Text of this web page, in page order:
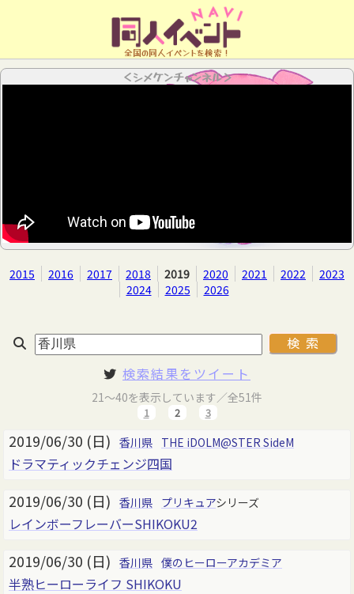
全国の同人イベントを検索！
＜シメケンチャンネル＞
2015 2016 2017 2018 2019 2020 2021 2022
2023
2024
2025 2026
検索結果をツイート
21～40を表示しています／全51件
1 2 3
2019/06/30 (日) 香川県 THE iDOLM@STER SideM
ドラマティックチェンジ四国
2019/06/30 (日) 香川県 プリキュアシリーズ
レインボーフレーバーSHIKOKU2
2019/06/30 (日) 香川県 僕のヒーローアカデミア
半熟ヒーローライフ SHIKOKU